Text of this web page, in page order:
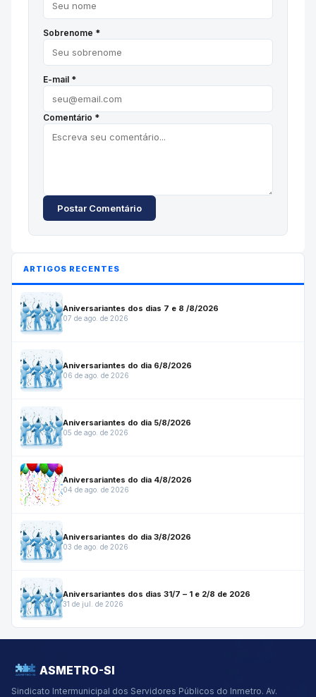
Sobrenome *
E-mail *
Comentário *
Postar Comentário
ARTIGOS RECENTES
Aniversariantes dos dias 7 e 8 /8/2026
07 de ago. de 2026
Aniversariantes do dia 6/8/2026
06 de ago. de 2026
Aniversariantes do dia 5/8/2026
05 de ago. de 2026
Aniversariantes do dia 4/8/2026
04 de ago. de 2026
Aniversariantes do dia 3/8/2026
03 de ago. de 2026
Aniversariantes dos dias 31/7 – 1 e 2/8 de 2026
31 de jul. de 2026
ASMETRO-SI
Sindicato Intermunicipal dos Servidores Públicos do Inmetro. Av.